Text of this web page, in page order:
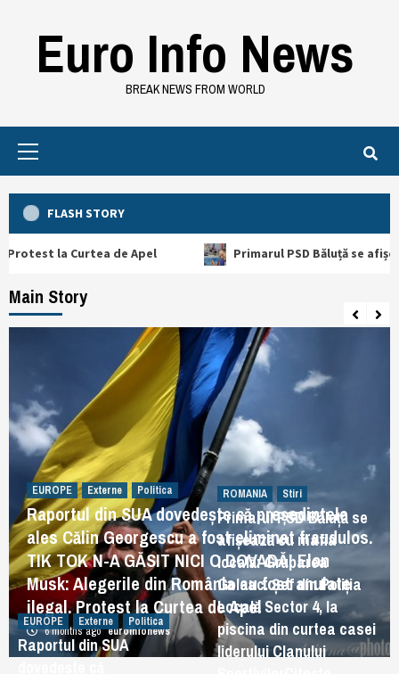
contentEuro Info News
BREAK NEWS FROM WORLD
FLASH STORY
PSD Băluță se afișează cu mafia locală: Gruparea Goleac.
Main Story
EUROPE Externe Politica
Raportul din SUA dovedește că președintele
ales Călin Georgescu a fost eliminat fraudulos.
TIK TOK N-A GĂSIT NICI O DOVADĂ! Elon
Musk: Alegerile din România au fost anulate
ilegal. Protest la Curtea de Apel
6 months ago euroinfonews
EUROPE Externe Politica
Raportul din SUA
ROMANIA Stiri
Primarul PSD Băluță se
afișează cu mafia
locală: Gruparea
Goleac. Șef din Poliția
Locală Sector 4, la
piscina din curtea casei
liderului Clanului